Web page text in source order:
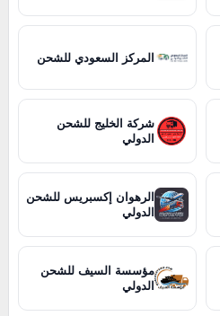
المركز السعودي للشحن
شركة الخليج للشحن
الدولي
الرهوان إكسبريس للشحن
الدولي
مؤسسة السيف للشحن
الدولي